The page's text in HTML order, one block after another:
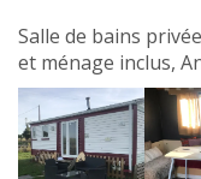
Salle de bains
et ménage inclus,